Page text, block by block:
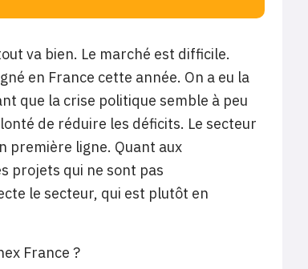
va bien. Le marché est difficile.
en France cette année. On a eu la
que la crise politique semble à peu
de réduire les déficits. Le secteur
première ligne. Quant aux
projets qui ne sont pas
le secteur, qui est plutôt en
France ?